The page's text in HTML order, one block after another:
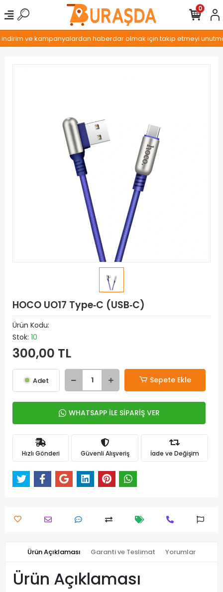
ve kampanyalardan haberdar olmak için takip etmeyi
0
HOCO UO17 Type‑C (USB‑C)
Ürün Kodu:
Stok: 10
300,00 TL
Adet Sepete Ekle
WHATSAPP İLE SİPARİŞ VER
Hızlı Gönderi Güvenli Alışveriş İade ve Değişim
Ürün Açıklaması Garanti ve Teslimat Yorumlar
Ürün Açıklaması